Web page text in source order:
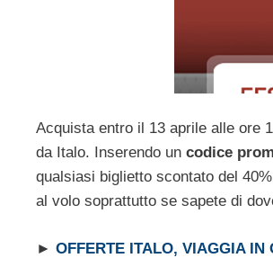
Acquista entro il 13 aprile alle ore
da Italo. Inserendo un codice
qualsiasi biglietto scontato del
al volo soprattutto se sapete di
► OFFERTE ITALO, VIAGGIA IN